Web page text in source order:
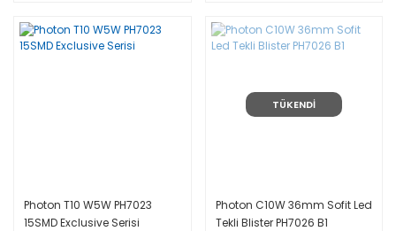
Photon T10 W5W PH7023
15SMD Exclusive Serisi
TÜKENDİ
Photon C10W 36mm Sofit Led
Tekli Blister PH7026 B1